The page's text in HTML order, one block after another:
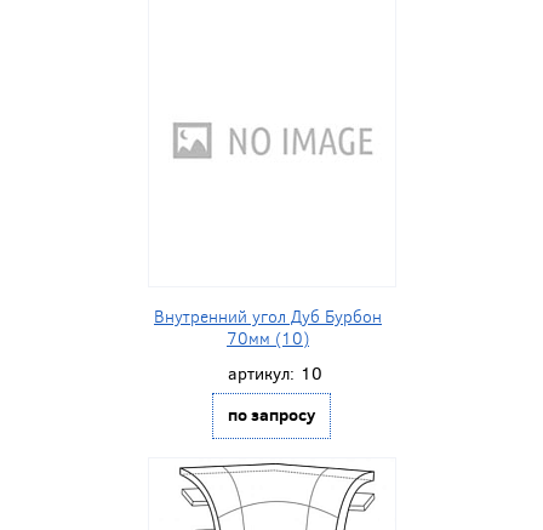
Внутренний угол Дуб Бурбон
70мм (10)
артикул: 10
по запросу